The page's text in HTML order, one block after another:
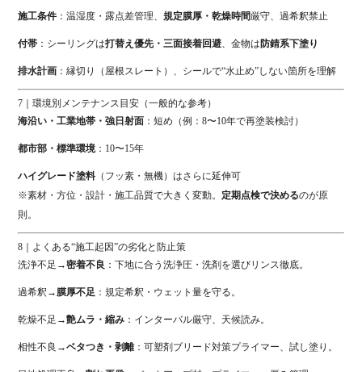
施工条件 ：温湿度・露点差管理、規定膜厚・乾燥時間厳守、過希釈禁止
付帯 ：シーリングは打替え優先・三面接着回避、金物は 防錆系下塗り
排水計画 ：縁切り（屋根スレート）、シールで“水止め”しない箇所を理解
7｜環境別メンテナンス目安（一般的な参考）
海沿い・工業地帯・強日射面 ：短め（例：8〜10年で再塗装検討）
都市部・標準環境 ：10〜15年
ハイグレード塗料 （フッ素・無機）はさらに延伸可
※素材・方位・設計・施工品質で大きく変動。 定期点検で決めるのが原
則。
8｜よくある“施工起因”の劣化と防止策
洗浄不足→密着不良 ：下地に合う洗浄圧・洗剤を選びリンス徹底。
過希釈→膜厚不足 ：規定希釈・ウェット量を守る。
乾燥不足→艶ムラ・縮み ：インターバル厳守、天候読み。
相性不良→ベタつき・剥離：可塑剤ブリード対策プライマー、試し塗り。